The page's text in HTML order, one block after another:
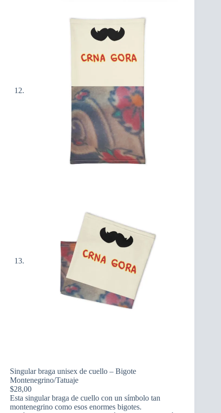
Singular braga unisex de cuello – Bigote
Montenegrino/Tatuaje
$28,00
Esta singular braga de cuello con un símbolo tan
montenegrino como esos enormes bigotes.